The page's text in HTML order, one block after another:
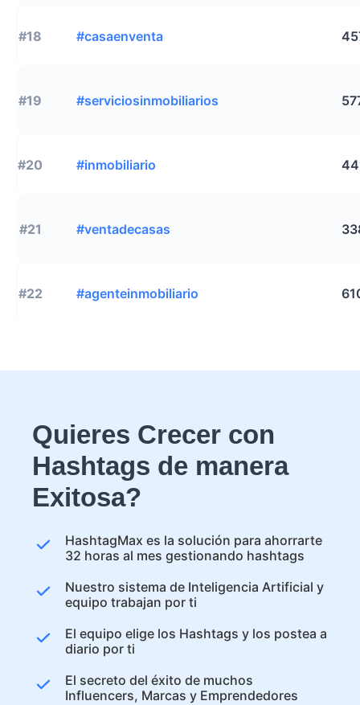
#18 #casaenventa
#19 #serviciosinmobiliarios
#20 #inmobiliario
#21 #ventadecasas
#22 #agenteinmobiliario
Quieres Crecer con
Hashtags de manera
Exitosa?
HashtagMax es la solución para ahorrarte
32 horas al mes gestionando hashtags
Nuestro sistema de Inteligencia Artificial y
equipo trabajan por ti
El equipo elige los Hashtags y los postea a
diario por ti
El secreto del éxito de muchos
Influencers, Marcas y Emprendedores